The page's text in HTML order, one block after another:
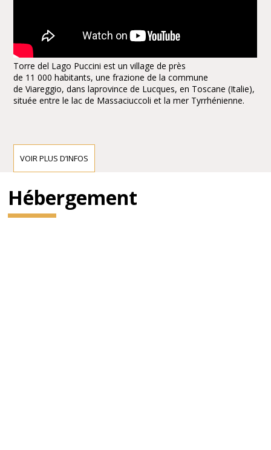
Torre del Lago Puccini est un village de près
de 11 000 habitants, une frazione de la commune
de Viareggio, dans laprovince de Lucques, en Toscane (Italie),
située entre le lac de Massaciuccoli et la mer Tyrrhénienne.
Le quartier du village sur la mer (Marina di Torre del Lago) est
bien connue pour être une station balnéaire importante du
tourisme gay et lesbien (Friendly Versilia).
Le Festival Puccini (it), un festival d'opéra qui attire chaque
VOIR PLUS D’INFOS
Hébergement